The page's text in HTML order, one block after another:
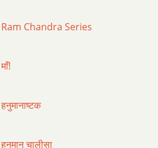
Ram Chandra Series
माँ!
हनुमानाष्टक
हनुमान चालीसा